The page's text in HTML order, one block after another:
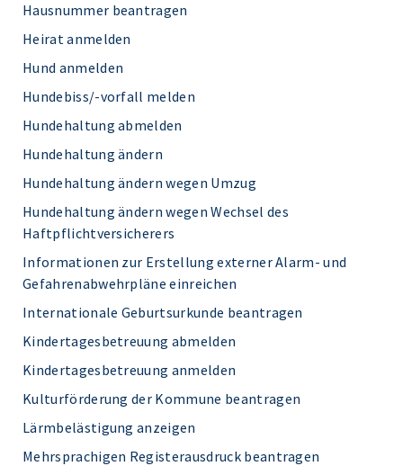
Hausnummer beantragen
Heirat anmelden
Hund anmelden
Hundebiss/-vorfall melden
Hundehaltung abmelden
Hundehaltung ändern
Hundehaltung ändern wegen Umzug
Hundehaltung ändern wegen Wechsel des
Haftpflichtversicherers
Informationen zur Erstellung externer Alarm- und
Gefahrenabwehrpläne einreichen
Internationale Geburtsurkunde beantragen
Kindertagesbetreuung abmelden
Kindertagesbetreuung anmelden
Kulturförderung der Kommune beantragen
Lärmbelästigung anzeigen
Mehrsprachigen Registerausdruck beantragen